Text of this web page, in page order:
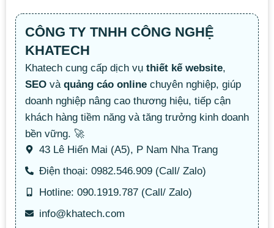
CÔNG TY TNHH CÔNG NGHỆ
KHATECH
Khatech cung cấp dịch vụ thiết kế website,
SEO và quảng cáo online chuyên nghiệp, giúp
doanh nghiệp nâng cao thương hiệu, tiếp cận
khách hàng tiềm năng và tăng trưởng kinh doanh
bền vững. 🚀
43 Lê Hiến Mai (A5), P Nam Nha Trang
Điện thoại: 0982.546.909 (Call/ Zalo)
Hotline: 090.1919.787 (Call/ Zalo)
info@khatech.com